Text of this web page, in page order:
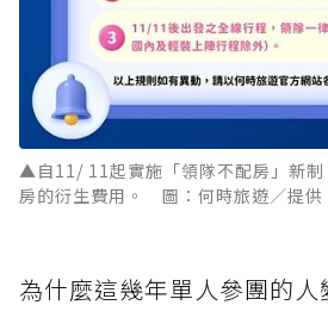
▲自11/ 11起實施「領隊不配房」新制
房的衍生費用。 圖：何時旅遊／提供
為什麼這幾年單人參團的人